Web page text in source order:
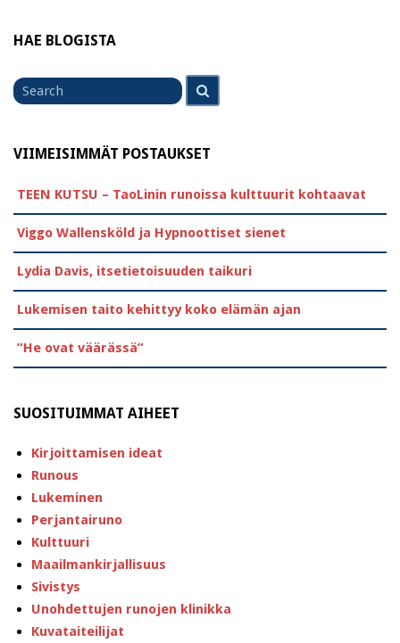
HAE BLOGISTA
Search
for
VIIMEISIMMÄT POSTAUKSET
TEEN KUTSU – TaoLinin runoissa kulttuurit kohtaavat
Viggo Wallensköld ja Hypnoottiset sienet
Lydia Davis, itsetietoisuuden taikuri
Lukemisen taito kehittyy koko elämän ajan
”He ovat väärässä”
SUOSITUIMMAT AIHEET
Kirjoittamisen ideat
Runous
Lukeminen
Perjantairuno
Kulttuuri
Maailmankirjallisuus
Sivistys
Unohdettujen runojen klinikka
Kuvataiteilijat